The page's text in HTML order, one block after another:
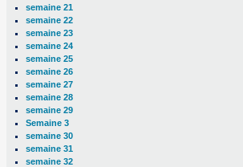
semaine 21
semaine 22
semaine 23
semaine 24
semaine 25
semaine 26
semaine 27
semaine 28
semaine 29
Semaine 3
semaine 30
semaine 31
semaine 32